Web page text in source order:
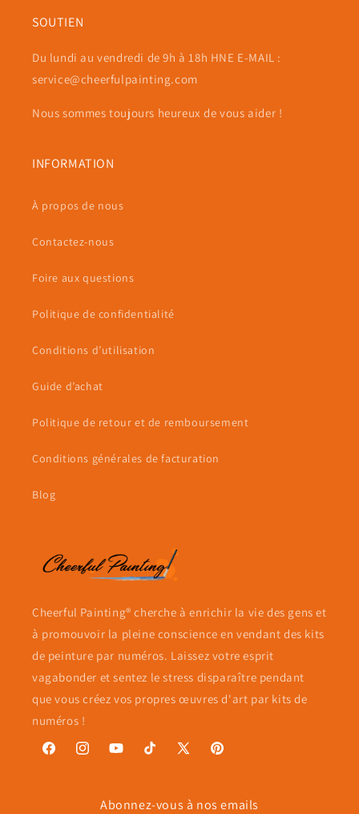
SOUTIEN
Du lundi au vendredi de 9h à 18h HNE E-MAIL :
service@cheerfulpainting.com
Nous sommes toujours heureux de vous aider !
INFORMATION
À propos de nous
Contactez-nous
Foire aux questions
Politique de confidentialité
Conditions d’utilisation
Guide d’achat
Politique de retour et de remboursement
Conditions générales de facturation
Blog
Cheerful Painting® cherche à enrichir la vie des gens et
à promouvoir la pleine conscience en vendant des kits
de peinture par numéros. Laissez votre esprit
vagabonder et sentez le stress disparaître pendant
que vous créez vos propres œuvres d'art par kits de
numéros !
FacebookInstagramYouTubeTikTok
X
Pinterest
Abonnez-vous à nos emails